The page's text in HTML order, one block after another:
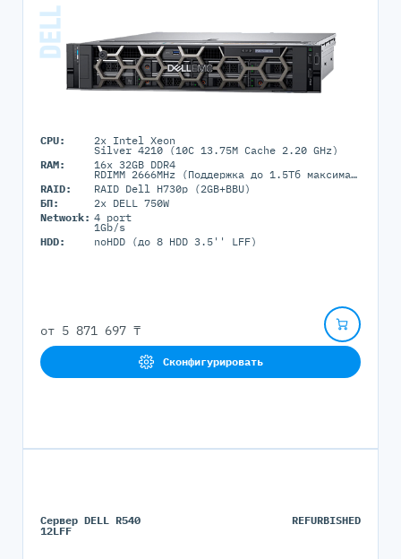
CPU: 2x Intel Xeon
Silver 4210 (10C 13.75M Cache 2.20 GHz)
RAM:
16x 32GB DDR4
RDIMM 2666MHz (Поддержка до 1.5Tб максимально, 24 DIMM портов)
RAID:
RAID Dell H730p (2GB+BBU)
БП:
2x DELL 750W
Network: 4 port
1Gb/s
HDD:
noHDD (до 8 HDD 3.5'' LFF)
от 5 871 697 ₸
Сконфигурировать
Сервер DELL R540
12LFF
REFURBISHED